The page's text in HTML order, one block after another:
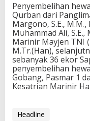
Penyembelihan
Qurban dari
Margono, S.E.,
Muhammad Ali,
Marinir Mayjen TNI
M.Tr.(Han),
sebanyak 36 ekor
penyembelihan
Gobang, Pasmar 1
Kesatrian Marinir
Headline